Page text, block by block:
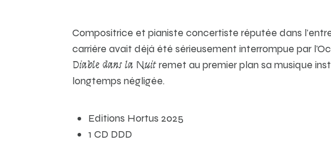
Compositrice et pianiste concertiste réputée dans
carrière avait déjà été sérieusement interrompue par
Diable dans la Nuitremet au premier plan sa musique
longtemps négligée.
Editions Hortus 2025
1 CD DDD